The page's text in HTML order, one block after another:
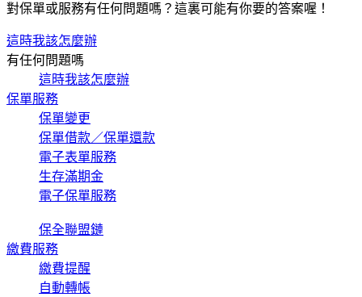
對保單或服務有任何問題嗎？這裏可能有你要的答案喔！
這時我該怎麼辦
有任何問題嗎
這時我該怎麼辦
保單服務
保單變更
保單借款／保單還款
電子表單服務
生存滿期金
電子保單服務
保全聯盟鏈
繳費服務
繳費提醒
自動轉帳